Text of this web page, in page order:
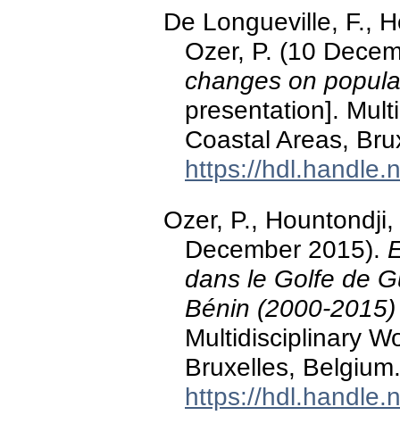
De Longueville, F.,
Ozer, P. (10
changes on
presentation].
Coastal Areas,
https://
Ozer, P.,
December 2015).
dans le Golfe de
Bénin (2000-2015)
Multidisciplinary
Bruxelles, Belgium.
https://